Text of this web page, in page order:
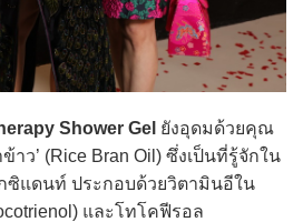
Shower Gel ยังอุดมด้วยคุณ
าว’ (Rice Bran Oil) ซึ่งเป็นที่รู้จักใน
แดนท์ ประกอบด้วยวิตามินอีใน
และโทโคฟีรอล